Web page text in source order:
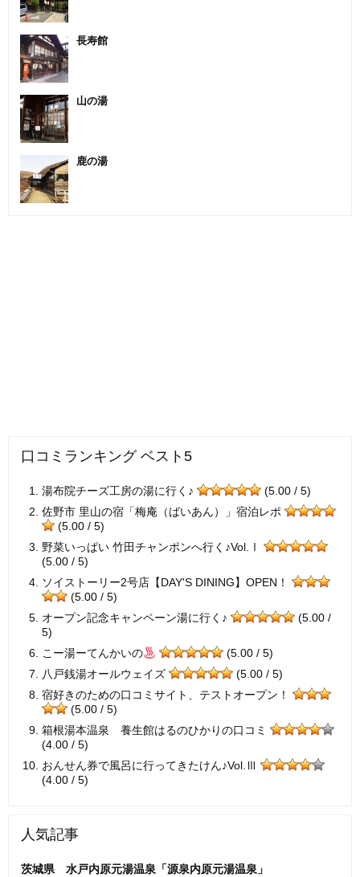
長寿館
山の湯
鹿の湯
口コミランキング ベスト5
湯布院チーズ工房の湯に行く♪
(5.00 / 5)
佐野市 里山の宿「梅庵（ばいあん）」宿泊レポ
(5.00 / 5)
野菜いっぱい 竹田チャンポンへ行く♪Vol.Ⅰ
(5.00 / 5)
ソイストーリー2号店【DAY'S DINING】OPEN！
(5.00 / 5)
オープン記念キャンペーン湯に行く♪
(5.00 /
5)
こー湯ーてんかいの
(5.00 / 5)
八戸銭湯オールウェイズ
(5.00 / 5)
宿好きのための口コミサイト、テストオープン！
(5.00 / 5)
箱根湯本温泉 養生館はるのひかりの口コミ
(4.00 / 5)
おんせん券で風呂に行ってきたけん♪Vol.Ⅲ
(4.00 / 5)
人気記事
茨城県 水戸内原元湯温泉「源泉内原元湯温泉」